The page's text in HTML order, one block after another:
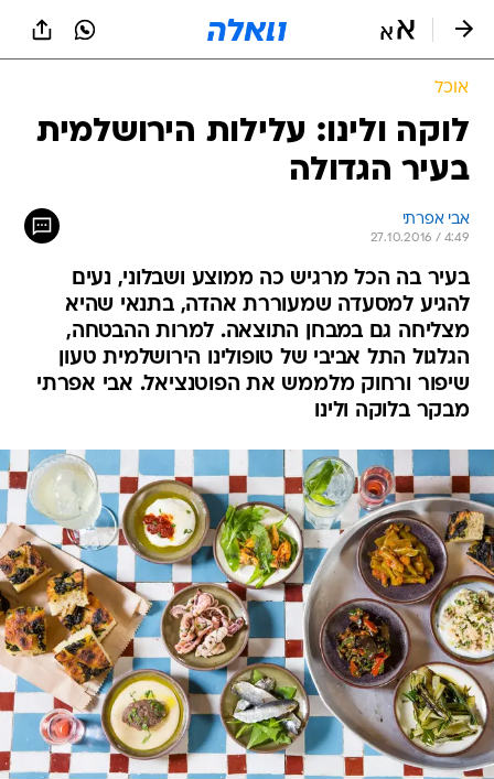
אוכל
לוקה ולינו: עלילות הירושלמית
בעיר הגדולה
אבי אפרתי
27.10.2016 / 4:49
בעיר בה הכל מרגיש כה ממוצע ושבלוני, נעים
להגיע למסעדה שמעוררת אהדה, בתנאי שהיא
מצליחה גם במבחן התוצאה. למרות ההבטחה,
הגלגול התל אביבי של טופולינו הירושלמית טעון
שיפור ורחוק מלממש את הפוטנציאל. אבי אפרתי
מבקר בלוקה ולינו